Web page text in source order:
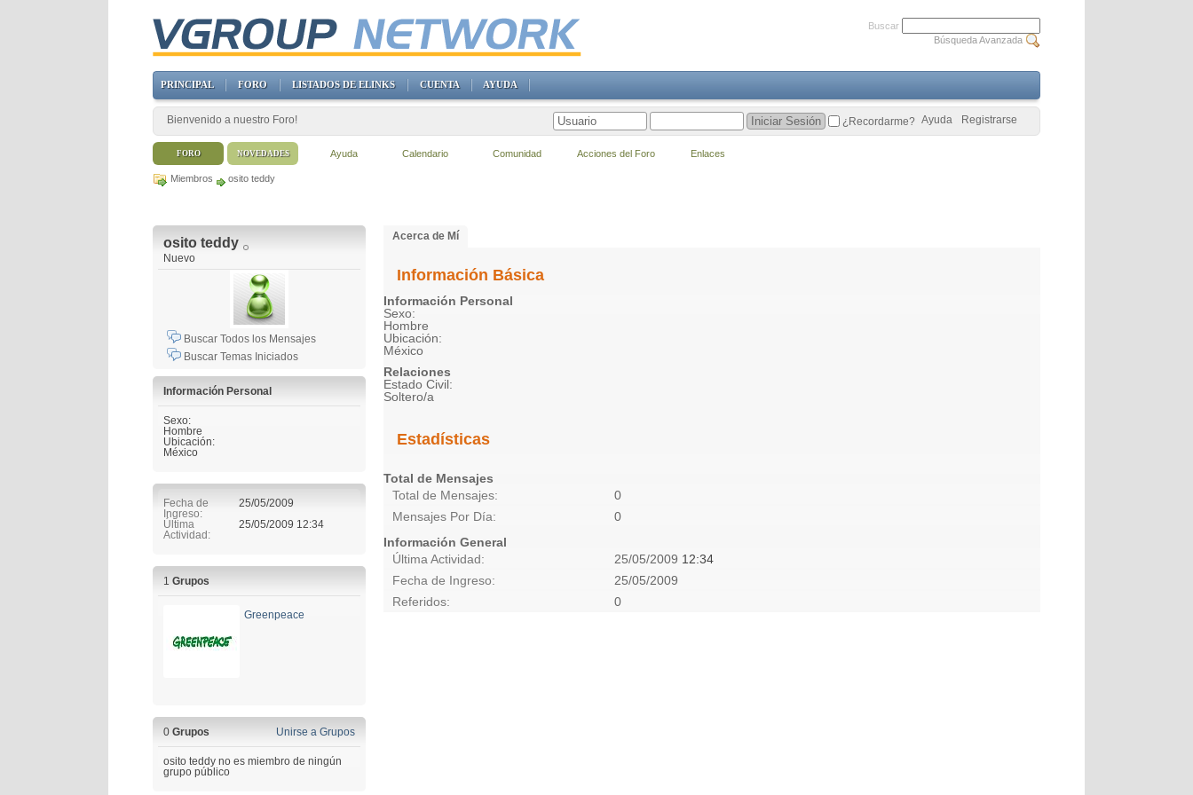
Miembros osito teddy
osito teddy
Nuevo
Buscar Todos los Mensajes
Buscar Temas Iniciados
Información Personal
Sexo:
Hombre
Ubicación:
México
Fecha de
Ingreso
25/05/2009
Última
Actividad
25/05/2009 12:34
1 Grupos
Greenpeace
Unirse a Grupos
0 Grupos
osito teddy no es miembro de ningún
grupo público
Acerca de Mí
Información Básica
Información Personal
Sexo:
Hombre
Ubicación:
México
Relaciones
Estado Civil:
Soltero/a
Estadísticas
Total de Mensajes
Total de Mensajes
0
Mensajes Por Día
0
Información General
Última Actividad
25/05/2009 12:34
Fecha de Ingreso
25/05/2009
Referidos
0
Buscar
Búsqueda Avanzada
PRINCIPAL FORO LISTADOS DE ELINKS CUENTA AYUDA
Bienvenido a nuestro Foro! Registrarse
Ayuda
¿Recordarme?
FORO Ayuda Calendario Comunidad Acciones del Foro Enlaces
NOVEDADES